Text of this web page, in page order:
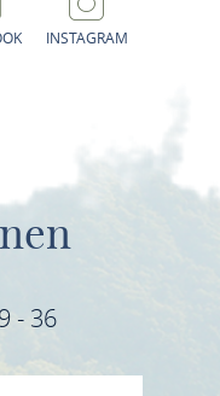
INSTAGRAM
- 36
wein.com